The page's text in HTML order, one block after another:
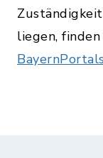
liegen,
BayernPortals